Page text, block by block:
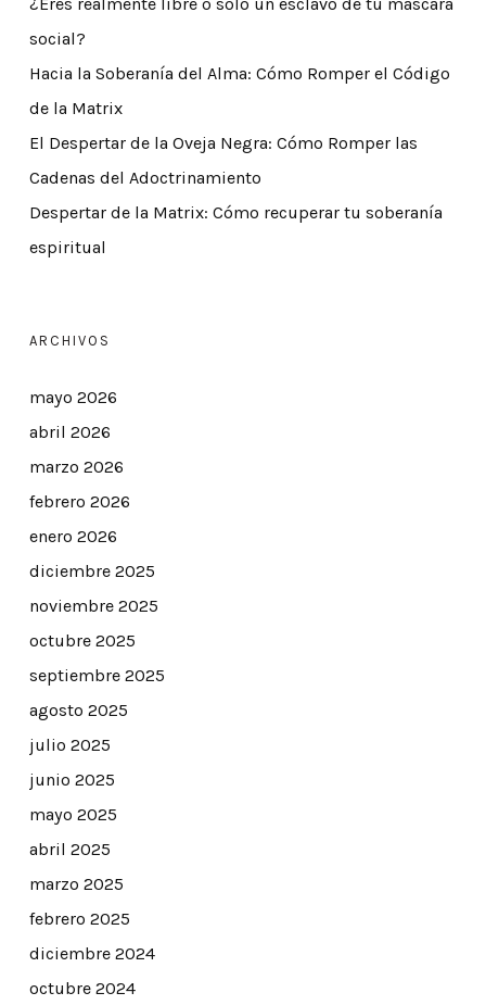
¿Eres realmente libre o solo un esclavo de tu máscara
social?
Hacia la Soberanía del Alma: Cómo Romper el Código
de la Matrix
El Despertar de la Oveja Negra: Cómo Romper las
Cadenas del Adoctrinamiento
Despertar de la Matrix: Cómo recuperar tu soberanía
espiritual
ARCHIVOS
mayo 2026
abril 2026
marzo 2026
febrero 2026
enero 2026
diciembre 2025
noviembre 2025
octubre 2025
septiembre 2025
agosto 2025
julio 2025
junio 2025
mayo 2025
abril 2025
marzo 2025
febrero 2025
diciembre 2024
octubre 2024